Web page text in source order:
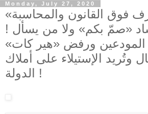
Monday, July 27, 2020
«دويلة» المصارف فوق القانون والمحاسبة
«صمّ بكم» ولا من يسأل !
ورفض «هير كات»
وتُريد الإستيلاء على أملاك
الدولة !